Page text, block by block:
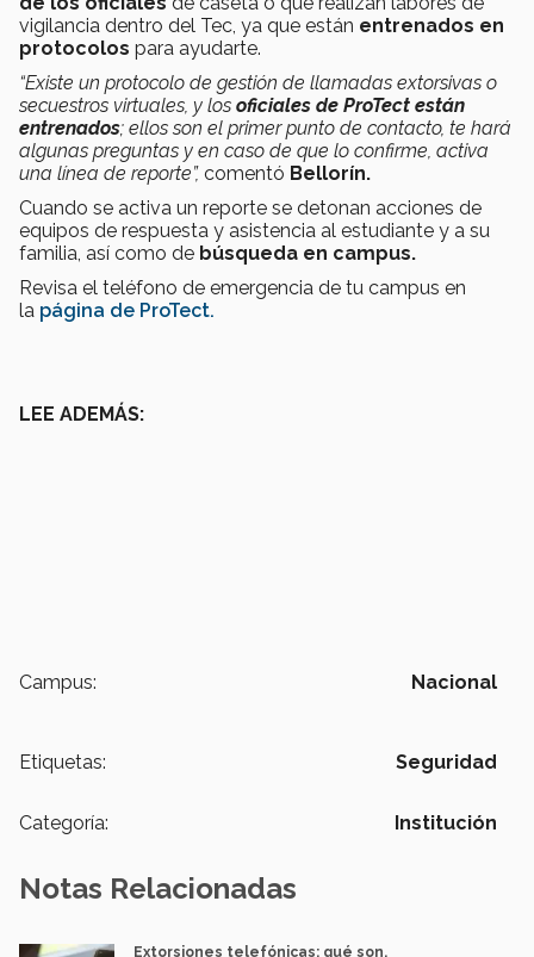
vigilancia dentro del Tec, ya que están entrenados en
protocolos para ayudarte.
“Existe un protocolo de gestión de llamadas extorsivas o
secuestros virtuales, y los oficiales de ProTect están
entrenados; ellos son el primer punto de contacto, te hará
algunas preguntas y en caso de que lo confirme, activa
una línea de reporte”, comentó Bellorín.
Cuando se activa un reporte se detonan acciones de
equipos de respuesta y asistencia al estudiante y a su
familia, así como de búsqueda en campus.
Revisa el teléfono de emergencia de tu campus en
la página de ProTect.
LEE ADEMÁS:
Campus: Nacional
Etiquetas: Seguridad
Categoría: Institución
Notas Relacionadas
Extorsiones telefónicas: qué son,